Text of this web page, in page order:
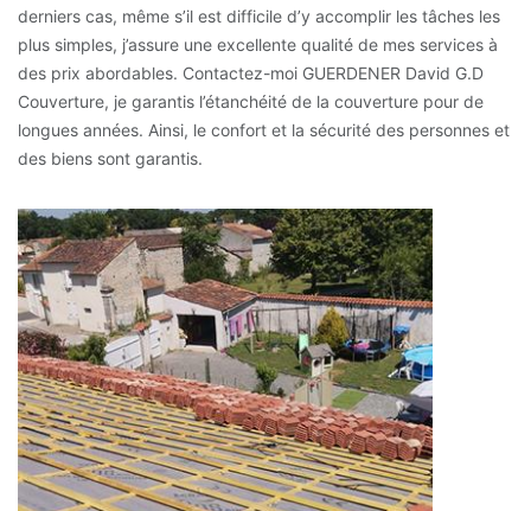
derniers cas, même s’il est difficile d’y accomplir les tâches les
plus simples, j’assure une excellente qualité de mes services à
des prix abordables. Contactez-moi GUERDENER David G.D
Couverture, je garantis l’étanchéité de la couverture pour de
longues années. Ainsi, le confort et la sécurité des personnes et
des biens sont garantis.